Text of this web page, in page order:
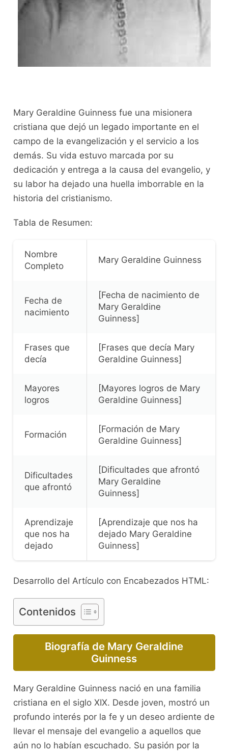
Mary Geraldine Guinness fue una misionera
cristiana que dejó un legado importante en el
campo de la evangelización y el servicio a los
demás. Su vida estuvo marcada por su
dedicación y entrega a la causa del evangelio, y
su labor ha dejado una huella imborrable en la
historia del cristianismo.
Tabla de Resumen:
Nombre
Completo
Mary Geraldine Guinness
Fecha de
nacimiento
[Fecha de nacimiento de
Mary Geraldine
Guinness]
Frases que
decía
[Frases que decía Mary
Geraldine Guinness]
Mayores
logros
[Mayores logros de Mary
Geraldine Guinness]
Formación
[Formación de Mary
Geraldine Guinness]
Dificultades
que afrontó
[Dificultades que afrontó
Mary Geraldine
Guinness]
Aprendizaje
que nos ha
dejado
[Aprendizaje que nos ha
dejado Mary Geraldine
Guinness]
Desarrollo del Artículo con Encabezados HTML:
Contenidos
Biografía de Mary Geraldine
Guinness
Mary Geraldine Guinness nació en una familia
cristiana en el siglo XIX. Desde joven, mostró un
profundo interés por la fe y un deseo ardiente de
llevar el mensaje del evangelio a aquellos que
aún no lo habían escuchado. Su pasión por la